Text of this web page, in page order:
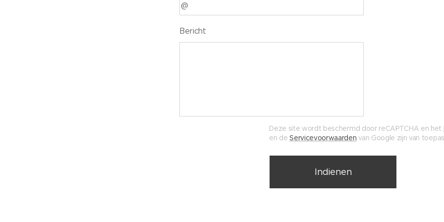
Bericht
Deze site wordt beschermd door reCAPTCHA en het
en deServicevoorwaarden van Google zijn van
Indienen